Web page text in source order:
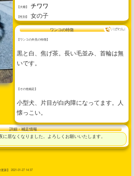
【犬種】 チワワ
【性別】 女の子
ワンコの特徴
【ワンコの外見の特徴】
黒と白、焦げ茶。長い毛並み、首輪は無
いです。
【その他補足】
小型犬、片目が白内障になってます。人
懐っこい。
詳細・補足情報
居なくなりました。よろしくお願いいたします。
更新】 2021-01-27 14:37